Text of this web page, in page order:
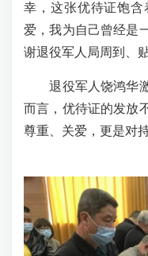
幸，这张优待证饱
爱，我为自己曾经是
谢退役军人局周到、
退役军人饶鸿华激
而言，优待证的发放
尊重、关爱，更是对